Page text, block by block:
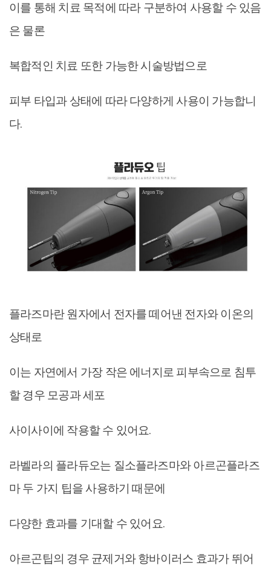
이를 통해 치료 목적에 따라 구분하여 사용할 수 있음
은 물론
복합적인 치료 또한 가능한 시술방법으로
피부 타입과 상태에 따라 다양하게 사용이 가능합니
다.
플라즈마란 원자에서 전자를 떼어낸 전자와 이온의
상태로
이는 자연에서 가장 작은 에너지로 피부속으로 침투
할 경우 모공과 세포
사이사이에 작용할 수 있어요.
라벨라의 플라듀오는 질소플라즈마와 아르곤플라즈
마 두 가지 팁을 사용하기 때문에
다양한 효과를 기대할 수 있어요.
아르곤팁의 경우 균제거와 항바이러스 효과가 뛰어